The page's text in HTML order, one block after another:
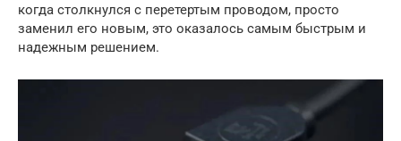
когда столкнулся с перетертым проводом, просто
заменил его новым, это оказалось самым быстрым и
надежным решением.